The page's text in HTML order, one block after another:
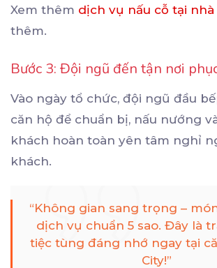
Xem thêm dịch vụ nấu cỗ tại nhà
thêm.
Bước 3: Đội ngũ đến tận nơi
Vào ngày tổ chức, đội ngũ đầu
căn hộ để chuẩn bị, nấu nướng
khách hoàn toàn yên tâm nghỉ
khách.
“Không gian sang trọng –
dịch vụ chuẩn 5 sao. Đây là
tiệc tùng đáng nhớ ngay tại
City!”